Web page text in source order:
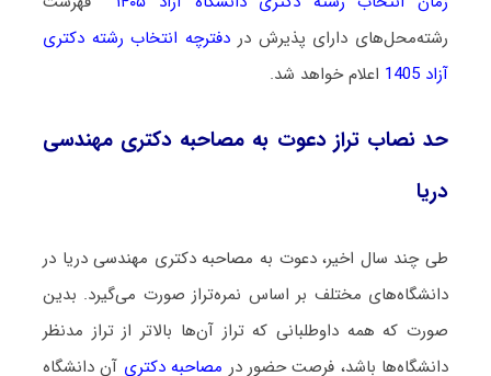
رشته‌محل‌های دارای پذیرش در دفترچه انتخاب رشته دکتری
آزاد 1405
اعلام خواهد شد.
حد نصاب تراز دعوت به مصاحبه دکتری مهندسی
دریا
طی چند سال اخیر، دعوت به مصاحبه دکتری مهندسی دریا در
دانشگاه‌های مختلف بر اساس نمره‌تراز صورت می‌گیرد. بدین
صورت که همه داوطلبانی که تراز آن‌ها بالاتر از تراز مدنظر
دانشگاه‌ها باشد، فرصت حضور در مصاحبه دکتری آن دانشگاه